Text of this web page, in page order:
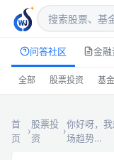
问答社区 金融
全部 股票投资 基
首
页
›
股票投
资
›
你好呀，
场趋势…